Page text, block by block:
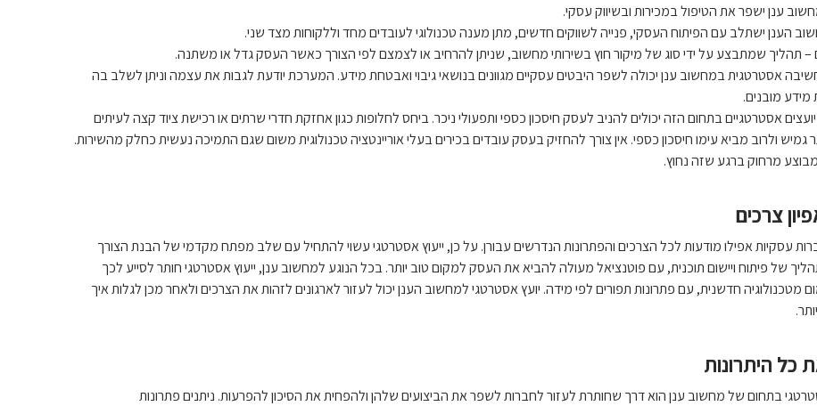
ענן ישפר את הטיפול במכירות ובשיווק עסקי.
הענן ישתלב עם הפיתוח העסקי, פנייה לשווקים חדשים, מתן מענה טכנולוגי לעובדים מחד וללקוחות מצד שני.
– תהליך שמתבצע על ידי סוג של מיקור חוץ בשירותי מחשוב, שניתן להרחיב או לצמצם לפי הצורך כאשר העסק גדל או משתנה.
אסטרטגית במחשוב ענן יכולה לשפר היבטים עסקיים מגוונים בנושאי גיבוי ואבטחת מידע. המערכת יודעת לגבות את עצמה וניתן לשלב בה
מידע מובנים.
יועצים אסטרטגיים בתחום הזה יכולים להניב לעסק חיסכון כספי ותפעולי ניכר. ביחס לחלופות כגון אחזקת חדרי שרתים או רכישת ציוד קצה לעיתים
גמיש ולרוב מביא עימו חיסכון כספי. אין צורך להחזיק בעסק עובדים בכירים בעלי אוריינטציה טכנולוגית משום שגם התמיכה נעשית כחלק מהשירות.
מבוצע מרחוק ברגע שזה נחוץ.
צרכים
עסקיות אפילו מודעות לכל הצרכים והפתרונות הנדרשים עבורן. על כן, ייעוץ אסטרטגי עשוי להתחיל עם שלב מפתח מקדמי של הבנת הצורך
של פיתוח ויישום תוכנית, עם פוטנציאל מעולה להביא את העסק למקום טוב יותר. בכל הנוגע למחשוב ענן, ייעוץ אסטרטגי חותר לסייע לכך
מטכנולוגיה חדשנית, עם פתרונות תפורים לפי מידה. יועץ אסטרטגי למחשוב הענן יכול לעזור לארגונים לזהות את הצרכים ולאחר מכן לגלות איך
היתרונות
בתחום של מחשוב ענן הוא דרך שחותרת לעזור לחברות לשפר את הביצועים שלהן ולהפחית את הסיכון להפרעות. ניתנים פתרונות